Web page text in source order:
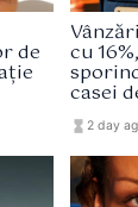
de cu
casei
hourglass_full 2 day